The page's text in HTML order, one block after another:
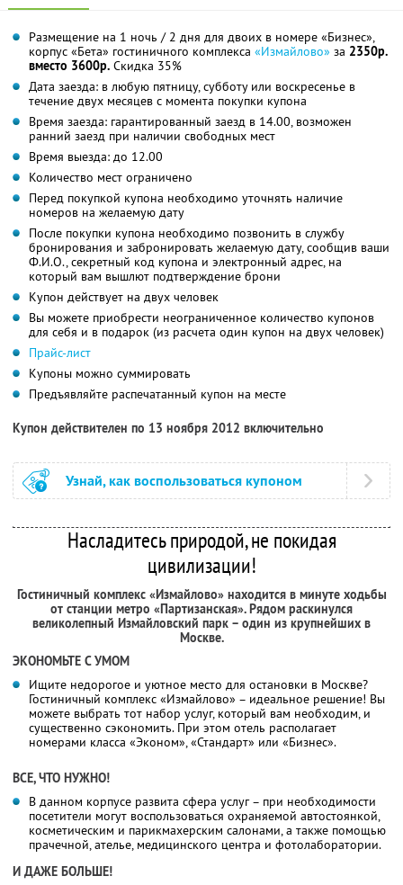
Размещение на 1 ночь / 2 дня для двоих в номере «Бизнес»,
корпус «Бета» гостиничного комплекса «Измайлово» за 2350р.
вместо 3600р. Скидка 35%
Дата заезда: в любую пятницу, субботу или воскресенье в
течение двух месяцев с момента покупки купона
Время заезда: гарантированный заезд в 14.00, возможен
ранний заезд при наличии свободных мест
Время выезда: до 12.00
Количество мест ограничено
Перед покупкой купона необходимо уточнять наличие
номеров на желаемую дату
После покупки купона необходимо позвонить в службу
бронирования и забронировать желаемую дату, сообщив ваши
Ф.И.О., секретный код купона и электронный адрес, на
который вам вышлют подтверждение брони
Купон действует на двух человек
Вы можете приобрести неограниченное количество купонов
для себя и в подарок (из расчета один купон на двух человек)
Прайс-лист
Купоны можно суммировать
Предъявляйте распечатанный купон на месте
Купон действителен по 13 ноября 2012 включительно
Узнай, как воспользоваться купоном
Насладитесь природой, не покидая
цивилизации!
Гостиничный комплекс «Измайлово» находится в минуте ходьбы
от станции метро «Партизанская». Рядом раскинулся
великолепный Измайловский парк – один из крупнейших в
Москве.
ЭКОНОМЬТЕ С УМОМ
Ищите недорогое и уютное место для остановки в Москве?
Гостиничный комплекс «Измайлово» – идеальное решение! Вы
можете выбрать тот набор услуг, который вам необходим, и
существенно сэкономить. При этом отель располагает
номерами класса «Эконом», «Стандарт» или «Бизнес».
ВСЕ, ЧТО НУЖНО!
В данном корпусе развита сфера услуг – при необходимости
посетители могут воспользоваться охраняемой автостоянкой,
косметическим и парикмахерским салонами, а также помощью
прачечной, ателье, медицинского центра и фотолаборатории.
И ДАЖЕ БОЛЬШЕ!